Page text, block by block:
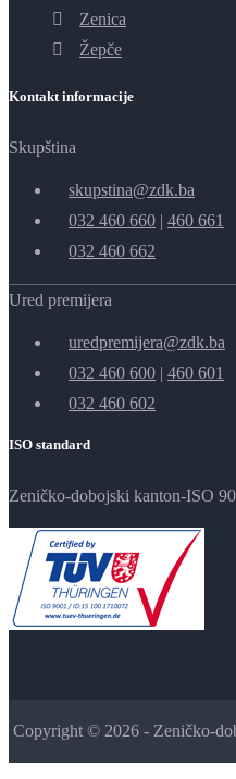
Zenica
Žepče
Kontakt informacije
Skupština
skupstina@zdk.ba
032 460 660 | 460 661
032 460 662
Ured premijera
uredpremijera@zdk.ba
032 460 600 | 460 601
032 460 602
ISO standard
Zeničko-dobojski kanton-ISO
Copyright © 2026 - Zeničko-